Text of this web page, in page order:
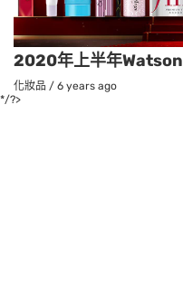
2020年上半年
化妝品 / 6 years ago
*/?>